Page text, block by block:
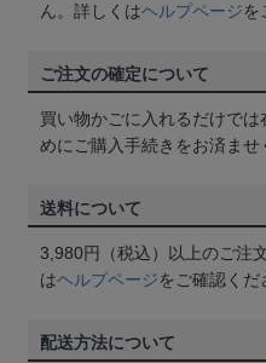
ん。詳しくはヘルプページを
ご注文の確定について
買い物かごに入れるだけで
めにご購入手続きをお済ませ
送料について
3,980円（税込）以上のご注
はヘルプページをご確認くだ
配送方法について